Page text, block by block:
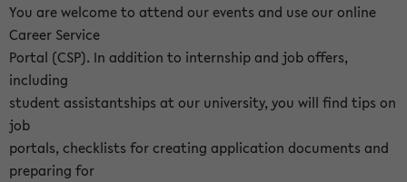
You are welcome to attend our events and use our online
Career Service
Portal (CSP). In addition to internship and job offers,
including
student assistantships at our university, you will find tips on
job
portals, checklists for creating application documents and
preparing for